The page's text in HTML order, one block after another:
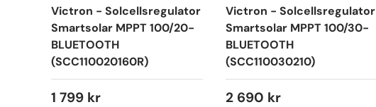
Victron - Solcellsregulator
Smartsolar MPPT 100/20-
BLUETOOTH
(SCC110020160R)
1 799 kr
Victron - Solcellsregulator
Smartsolar MPPT 100/30-
BLUETOOTH
(SCC110030210)
2 690 kr